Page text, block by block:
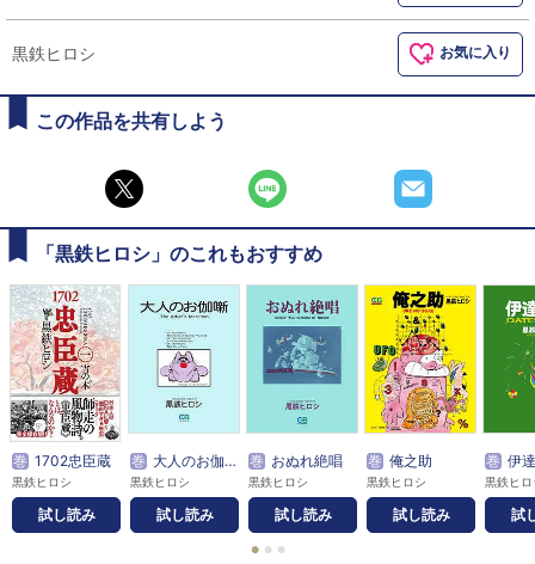
黒鉄ヒロシ お気に入り
この作品を共有しよう
「黒鉄ヒロシ」のこれもおすすめ
巻 1702忠臣蔵
黒鉄ヒロシ
試し読み
巻 大人のお伽噺
黒鉄ヒロシ
試し読み
巻 おぬれ絶唱
黒鉄ヒロシ
試し読み
巻 俺之助
黒鉄ヒロシ
試し読み
巻 伊
黒鉄ヒロ
試
● ● ●